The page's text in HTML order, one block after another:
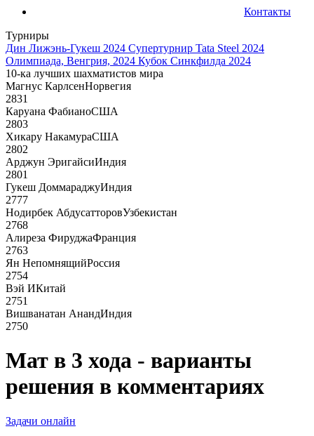
Контакты
Турниры
Дин Лижэнь-Гукеш 2024 Супертурнир Tata Steel 2024
Олимпиада, Венгрия, 2024 Кубок Синкфилда 2024
10-ка лучших шахматистов мира
Магнус КарлсенНорвегия
2831
Каруана ФабианоСША
2803
Хикару НакамураСША
2802
Арджун ЭригайсиИндия
2801
Гукеш ДоммараджуИндия
2777
Нодирбек АбдусатторовУзбекистан
2768
Алиреза ФируджаФранция
2763
Ян НепомнящийРоссия
2754
Вэй ИКитай
2751
Вишванатан АнандИндия
2750
Мат в 3 хода - варианты
решения в комментариях
Задачи онлайн